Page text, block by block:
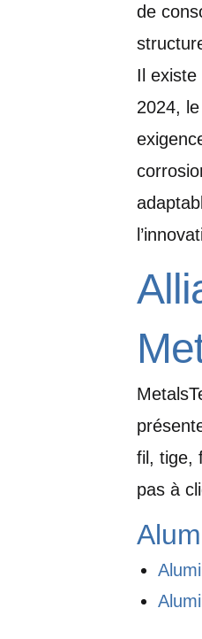
de
Il existe
2024,
fil, tige,
pas à